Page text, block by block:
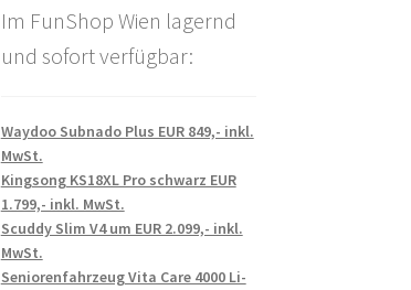
Im FunShop Wien lagernd
und sofort verfügbar:
Waydoo Subnado Plus EUR 849,- inkl.
MwSt.
Kingsong KS18XL Pro schwarz EUR
1.799,- inkl. MwSt.
Scuddy Slim V4 um EUR 2.099,- inkl.
MwSt.
Seniorenfahrzeug Vita Care 4000 Li-